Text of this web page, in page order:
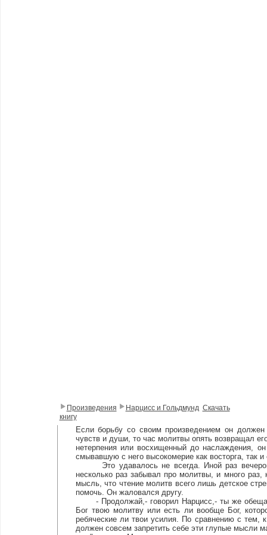
Произведения Нарцисс и Гольдмунд Скачать
книгу
Если борьбу со своим произведением он
чувств и души, то час молитвы опять возвращал
нетерпения или восхищенный до наслаждения,
смывавшую с него высокомерие как восторга, так и
Это удавалось не всегда. Иной раз вечером
несколько раз забывал про молитвы, и много
мысль, что чтение молитв всего лишь детское
помочь. Он жаловался другу.
- Продолжай,- говорил Нарцисс,- ты же
Бог твою молитву или есть ли вообще Бог,
ребяческие ли твои усилия. По сравнению с
должен совсем запретить себе эти глупые мысли